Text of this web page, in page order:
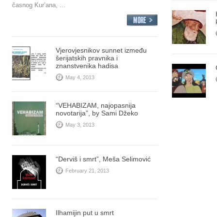
časnog Kur’ana, ...
Vjerovjesnikov sunnet između
šerijatskih pravnika i
znanstvenika hadisa
May 4, 2013
“VEHABIZAM, najopasnija
novotarija”, by Sami Džeko
May 3, 2013
“Derviš i smrt”, Meša Selimović
February 21, 2013
Ilhamijin put u smrt